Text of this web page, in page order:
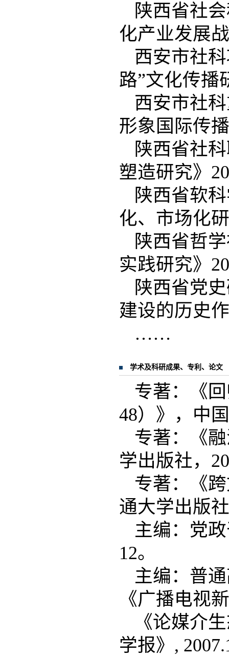
陕西省社
化产业发展
西安市社
路”文化传播
西安市社
形象国际传
陕西省社
塑造研究》
陕西省软
化、市场化
陕西省哲
实践研究》
陕西省党
建设的历史
……
学术及科研成果、专利、论文
专著：《
48）》，中
专著：《
学出版社，
专著：《
通大学出版
主编：党
12。
主编：普
《广播电视
《论媒介
学报》,